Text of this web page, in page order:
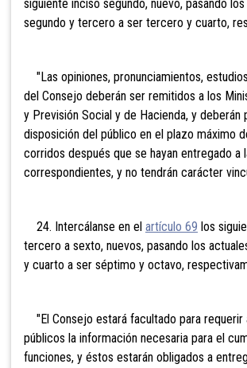
siguiente inciso segundo, nuevo, pasando
segundo y tercero a ser tercero y cuarto,
"Las opiniones, pronunciamientos,
del Consejo deberán ser remitidos a los
y Previsión Social y de Hacienda, y deberán
disposición del público en el plazo máximo
corridos después que se hayan entregado a
correspondientes, y no tendrán carácter
24. Intercálanse en el artículo 69 los
tercero a sexto, nuevos, pasando los
y cuarto a ser séptimo y octavo,
"El Consejo estará facultado para requerir
públicos la información necesaria para el
funciones, y éstos estarán obligados a